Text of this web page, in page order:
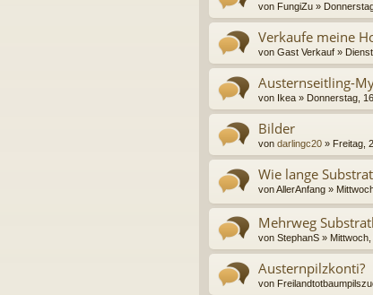
von FungiZu »
Verkaufe meine
von Gast Verkauf »
Austernseitling-
von Ikea » Donnerstag,
Bilder
von darlingc20 » Freitag,
Wie lange
vonAllerAnfang »
Mehrweg
von StephanS »
Austernpilzkonti?
von